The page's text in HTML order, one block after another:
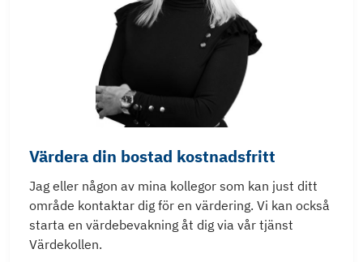
Värdera din bostad kostnadsfritt
Jag eller någon av mina kollegor som kan just ditt
område kontaktar dig för en värdering. Vi kan också
starta en värdebevakning åt dig via vår tjänst
Värdekollen.